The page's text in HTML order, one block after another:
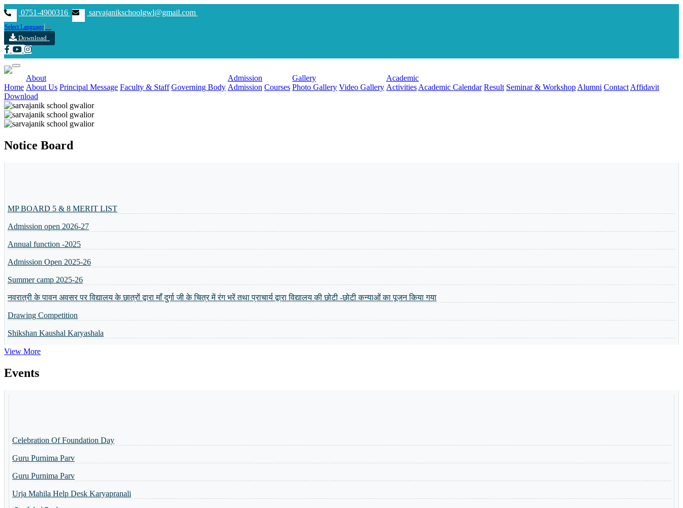
0751-4900316 sarvajanikschoolgwl@gmail.com
Select Language ▼
Download
Home
About
About Us Principal Message Faculty & Staff Governing Body
Admission
Admission Courses
Gallery
Photo Gallery Video Gallery
Academic
Activities Academic Calendar Result Seminar & Workshop Alumni Contact Affidavit
Download
Notice Board
Annual function -2025
Admission Open 2025-26
Summer camp 2025-26
नवरात्री के पावन अवसर पर विद्यालय के छात्रों द्वारा माँ दुर्गा जी के चित्र में रंग भरें तथा प्राचार्य द्वारा विद्यालय की छोटी -छोटी कन्याओं का पूजन किया गया
Drawing Competition
Shikshan Kaushal Karyashala
Admission Open 2024-25
व्यक्तित्व विकास शिविर
5 or 8 Merit List
Annual Result will be Declared on 6th April 2024
Guru Purnima Invitation Card
Toppers of the school
World Yoga Divas 2023
Admission Open-2023
View More
Events
Guru Purnima Parv
Urja Mahila Help Desk Karyapranali
टीचर्स डे सेलिब्रेशन
Self Defense Camp